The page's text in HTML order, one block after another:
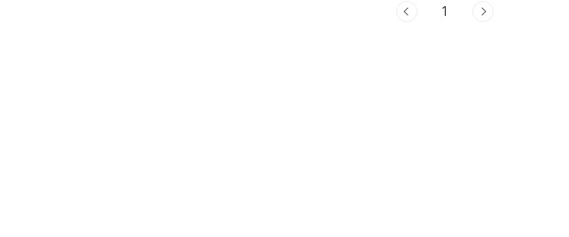
용자도 있지만,단순히 전화용도 혹은 카카오
1